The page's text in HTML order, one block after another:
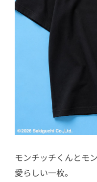
モンチッチくんとモ
愛らしい一枚。